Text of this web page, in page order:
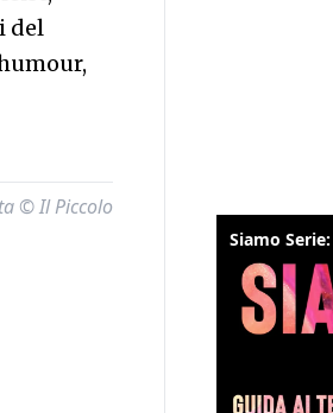
del
© Il Piccolo